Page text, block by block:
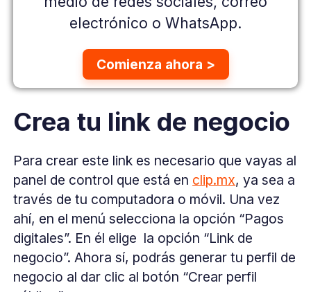
electrónico o WhatsApp.
Comienza ahora >
Crea tu link de negocio
Para crear este link es necesario que vayas al
panel de control que está en clip.mx, ya sea a
través de tu computadora o móvil. Una vez
ahí, en el menú selecciona la opción “Pagos
digitales”. En él elige la opción “Link de
negocio”. Ahora sí, podrás generar tu perfil de
negocio al dar clic al botón “Crear perfil